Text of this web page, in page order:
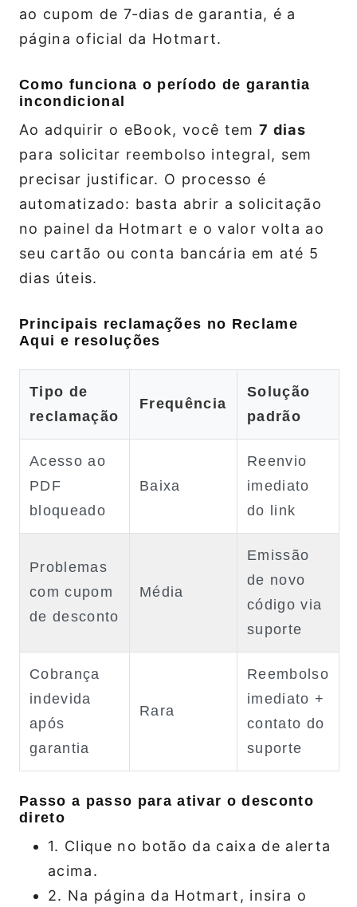
ao cupom de 7‑dias de garantia, é a
página oficial da Hotmart.
Como funciona o período de garantia
incondicional
Ao adquirir o eBook, você tem 7 dias
para solicitar reembolso integral, sem
precisar justificar. O processo é
automatizado: basta abrir a solicitação
no painel da Hotmart e o valor volta ao
seu cartão ou conta bancária em até 5
dias úteis.
Principais reclamações no Reclame
Aqui e resoluções
Tipo de
reclamação
Frequência
Solução
padrão
Acesso ao
PDF
bloqueado
Baixa
Reenvio
imediato
do link
Problemas
com cupom
de desconto
Média
Emissão
de novo
código via
suporte
Cobrança
indevida
após
garantia
Rara
Reembolso
imediato +
contato do
suporte
Passo a passo para ativar o desconto
direto
1. Clique no botão da caixa de alerta
acima.
2. Na página da Hotmart, insira o